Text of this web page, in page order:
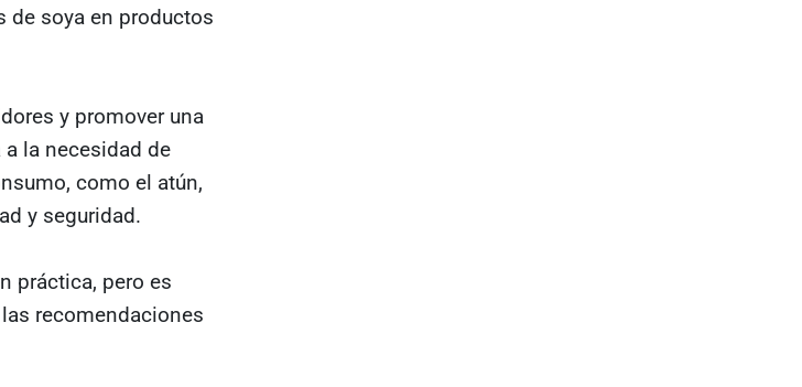
de soya en productos
y promover una
la necesidad de
como el atún,
y seguridad.
práctica, pero es
recomendaciones